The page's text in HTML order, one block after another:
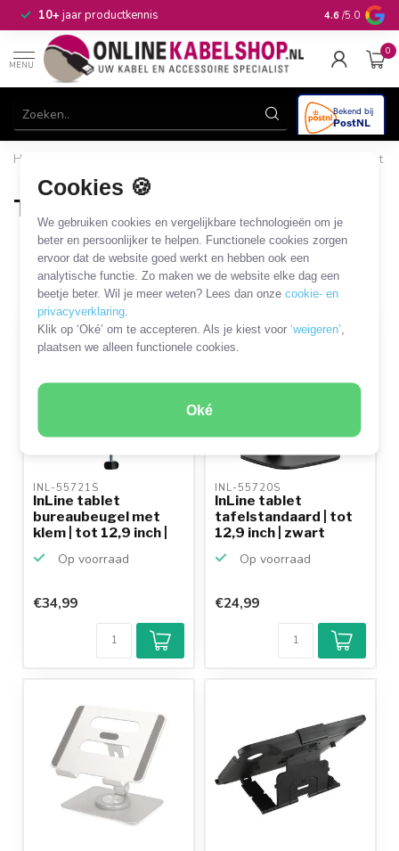
Cookies 🍪
We gebruiken cookies en vergelijkbare technologieën om je
beter en persoonlijker te helpen. Functionele cookies zorgen
ervoor dat de website goed werkt en hebben ook een
analytische functie. Zo maken we de website elke dag een
beetje beter. Wil je meer weten? Lees dan onzecookie- en
privacyverklaring
Klik op ‘Oké’ om te accepteren. Als je kiest voor‘weigeren’
plaatsen we alleen functionele cookies.
Oké
10+jaar productkennis 4.6 /5.0
MENU
0
Home
Tablet
Tafelstandaard
Tafelstandaard
15 PRODUCTEN
Filters SORTEER OP
INL-55721S
InLine tablet
bureaubeugel met
klem | tot 12,9 inch |
Op voorraad
€34,99
INL-55720S
InLine tablet
tafelstandaard | tot
12,9 inch | zwart
Op voorraad
€24,99